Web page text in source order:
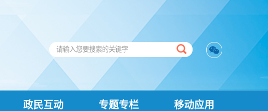
政民互动 专题专栏 移动应用